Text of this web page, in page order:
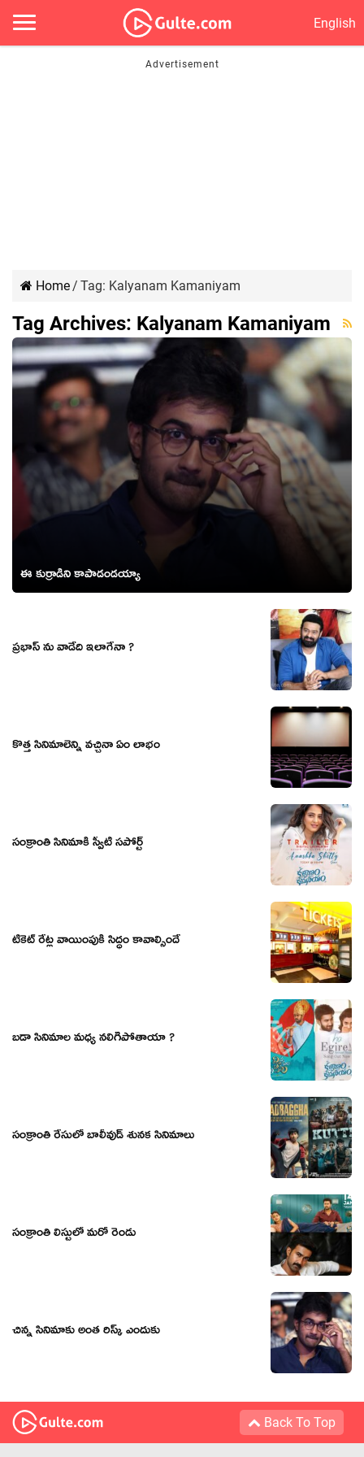
English
Home/ Tag: Kalyanam Kamaniyam
Tag Archives: Kalyanam Kamaniyam
ఈ కుర్రాడిని కాపాడండయ్యా
ప్రభాస్ ను వాడేది ఇలాగేనా ?
కొత్త సినిమాలెన్ని వచ్చినా ఏం లాభం
సంక్రాంతి సినిమాకి స్వీటీ సపోర్ట్
టికెట్ రేట్ల వాయింపుకి సిద్ధం కావాల్సిందే
బడా సినిమాల మధ్య నలిగిపోతాయా ?
సంక్రాంతి రేసులో బాలీవుడ్ శునక సినిమాలు
సంక్రాంతి లిస్టులో మరో రెండు
చిన్న సినిమాకు అంత రిస్క్ ఎందుకు
Back To Top